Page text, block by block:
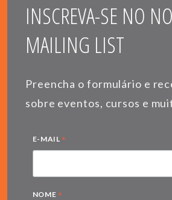
INSCREVA-SE NO
MAILING LIST
Preencha o formulário e
sobre eventos, cursos e
E-MAIL *
NOME *